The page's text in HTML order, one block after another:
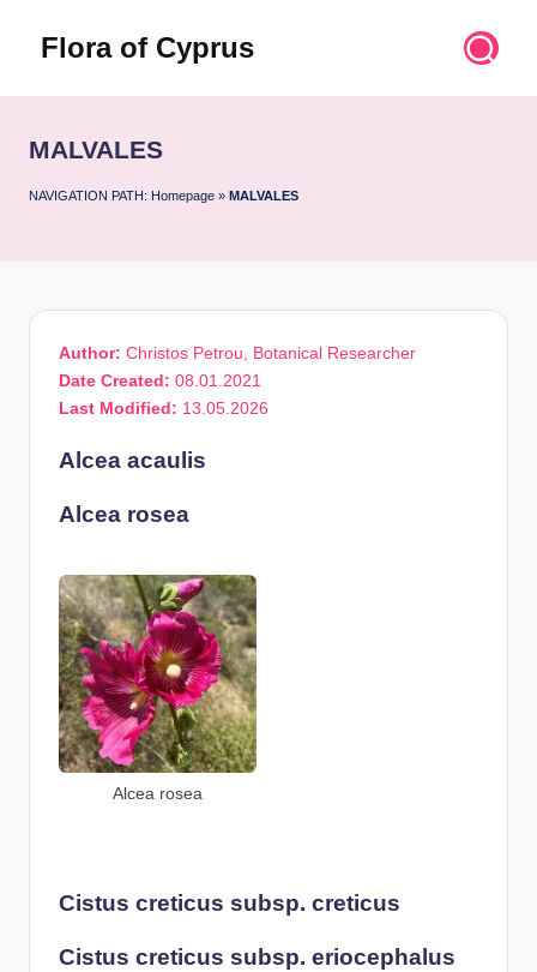
Flora of Cyprus
Flora
Cyprus
MALVALES
NAVIGATION PATH: Homepage » MALVALES
Author: Christos Petrou, Botanical Researcher
Date Created: 08.01.2021
Last Modified: 13.05.2026
Alcea acaulis
Alcea rosea
Alcea rosea
Cistus creticus subsp. creticus
Cistus creticus subsp. eriocephalus